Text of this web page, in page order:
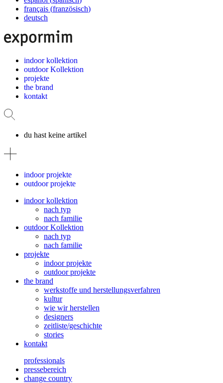
français (französisch)
deutsch
indoor kollektion
outdoor Kollektion
projekte
the brand
kontakt
du hast keine artikel
indoor projekte
outdoor projekte
indoor kollektion
nach typ
nach familie
outdoor Kollektion
nach typ
nach familie
projekte
indoor projekte
outdoor projekte
the brand
werkstoffe und herstellungsverfahren
kultur
wie wir herstellen
designers
zeitliste/geschichte
stories
kontakt
professionals
pressebereich
change country